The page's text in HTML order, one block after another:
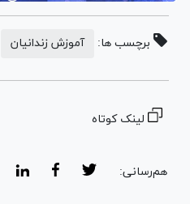
برچسب ها: آموزش زندانیان
لینک کوتاه
هم‌رسانی: